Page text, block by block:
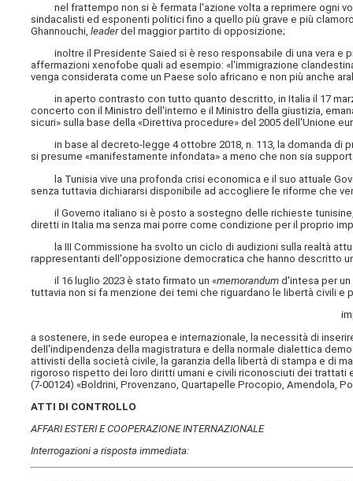
nel frattempo non si è fermata l'azione volta a reprimere ogni
sindacalisti ed esponenti politici fino a quello più grave e più
Ghannouchi,leaderdel maggior partito di opposizione;
inoltre il Presidente Saied si è reso responsabile di una vera e
affermazioni xenofobe quali ad esempio: «l'immigrazione
venga considerata come un Paese solo africano e non più anche
in aperto contrasto con tutto quanto descritto, in Italia il 17
concerto con il Ministro dell'interno e il Ministro della giustizia,
sicuri» sulla base della «Direttiva procedure» del 2005 dell'Unione
in base al decreto-legge 4 ottobre 2018, n. 113, la domanda di
si presume «manifestamente infondata» a meno che non sia
la Tunisia vive una profonda crisi economica e il suo attuale
senza tuttavia dichiararsi disponibile ad accogliere le riforme che
il Governo italiano si è posto a sostegno delle richieste
diretti in Italia ma senza mai porre come condizione per il proprio
la III Commissione ha svolto un ciclo di audizioni sulla realtà
rappresentanti dell'opposizione democratica che hanno descritto
il 16 luglio 2023 è stato firmato un «memorandum d'intesa per
tuttavia non si fa menzione dei temi che riguardano le libertà civili
a sostenere, in sede europea e internazionale, la necessità di
dell'indipendenza della magistratura e della normale dialettica
attivisti della società civile, la garanzia della libertà di stampa e di
rigoroso rispetto dei loro diritti umani e civili riconosciuti dei trattati
(7-00124) «Boldrini, Provenzano, Quartapelle Procopio, Amendola,
ATTI DI CONTROLLO
AFFARI ESTERI E COOPERAZIONE INTERNAZIONALE
Interrogazioni a risposta immediata: